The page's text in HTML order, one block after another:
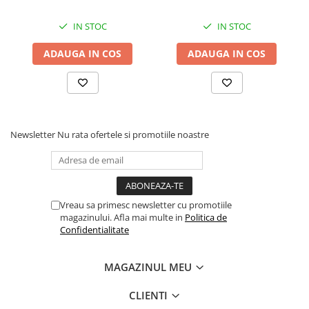
Periferice PC
Hard Disk-uri & SSD-uri externe
UPS-uri
Accesorii UPS-uri
Statii GRAFICE
Statii GRAFICE Refurbished
Imprimante&Consumabile
IN STOC
ADAUGA IN COS
IN STOC
ADAUGA IN COS
Newsletter Nu rata ofertele si promotiile noastre
Vreau sa primesc newsletter cu promotiile
magazinului. Afla mai multe in Politica de
Confidentialitate
MAGAZINUL MEU
CLIENTI